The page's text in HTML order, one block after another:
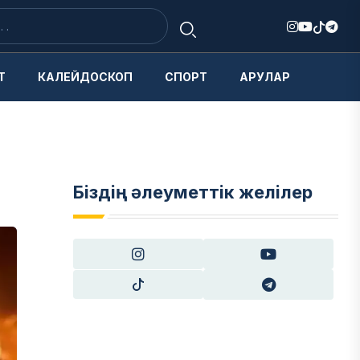
КАЛЕЙДОСКОП СПОРТ АРУЛАР
Біздің әлеуметтік желілер